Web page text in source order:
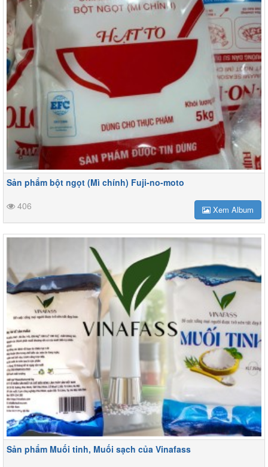
Sản phẩm bột ngọt (Mì chính) Fuji-no-moto
406
Xem Album
Sản phẩm Muối tinh, Muối sạch của Vinafass